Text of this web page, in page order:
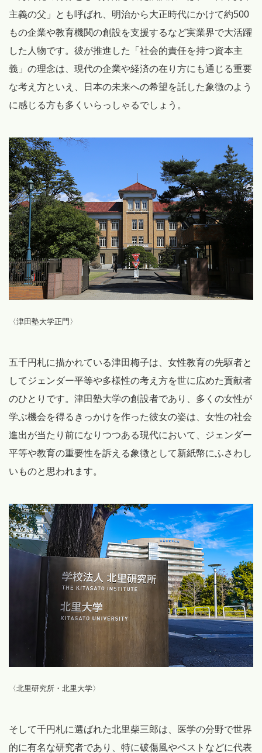
主義の父」とも呼ばれ、明治から大正時代にかけて約500
もの企業や教育機関の創設を支援するなど実業界で大活躍
した人物です。彼が推進した「社会的責任を持つ資本主
義」の理念は、現代の企業や経済の在り方にも通じる重要
な考え方といえ、日本の未来への希望を託した象徴のよう
に感じる方も多くいらっしゃるでしょう。
〈津田塾大学正門〉
五千円札に描かれている津田梅子は、女性教育の先駆者と
してジェンダー平等や多様性の考え方を世に広めた貢献者
のひとりです。津田塾大学の創設者であり、多くの女性が
学ぶ機会を得るきっかけを作った彼女の姿は、女性の社会
進出が当たり前になりつつある現代において、ジェンダー
平等や教育の重要性を訴える象徴として新紙幣にふさわし
いものと思われます。
〈北里研究所・北里大学〉
そして千円札に選ばれた北里柴三郎は、医学の分野で世界
的に有名な研究者であり、特に破傷風やペストなどに代表